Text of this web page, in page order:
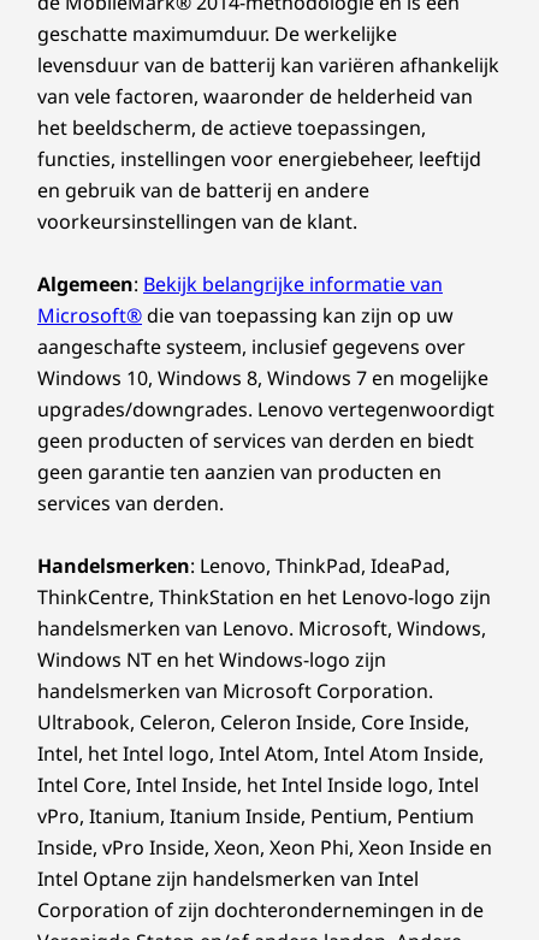
geschatte maximumduur. De werkelijke
levensduur van de batterij kan variëren afhankelijk
van vele factoren, waaronder de helderheid van
het beeldscherm, de actieve toepassingen,
functies, instellingen voor energiebeheer, leeftijd
en gebruik van de batterij en andere
voorkeursinstellingen van de klant.
Algemeen: Bekijk belangrijke informatie van
Microsoft®die van toepassing kan zijn op uw
aangeschafte systeem, inclusief gegevens over
Windows 10, Windows 8, Windows 7 en mogelijke
upgrades/downgrades. Lenovo vertegenwoordigt
geen producten of services van derden en biedt
geen garantie ten aanzien van producten en
services van derden.
Handelsmerken: Lenovo, ThinkPad, IdeaPad,
ThinkCentre, ThinkStation en het Lenovo-logo zijn
handelsmerken van Lenovo. Microsoft, Windows,
Windows NT en het Windows-logo zijn
handelsmerken van Microsoft Corporation.
Ultrabook, Celeron, Celeron Inside, Core Inside,
Intel, het Intel logo, Intel Atom, Intel Atom Inside,
Intel Core, Intel Inside, het Intel Inside logo, Intel
vPro, Itanium, Itanium Inside, Pentium, Pentium
Inside, vPro Inside, Xeon, Xeon Phi, Xeon Inside en
Intel Optane zijn handelsmerken van Intel
Corporation of zijn dochterondernemingen in de